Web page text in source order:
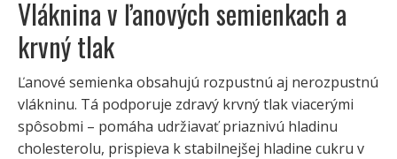
Vláknina v ľanových semienkach a
krvný tlak
Ľanové semienka obsahujú rozpustnú aj nerozpustnú
vlákninu. Tá podporuje zdravý krvný tlak viacerými
spôsobmi – pomáha udržiavať priaznivú hladinu
cholesterolu, prispieva k stabilnejšej hladine cukru v